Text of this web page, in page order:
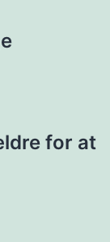
for at